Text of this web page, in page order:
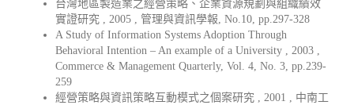
台灣地區製造業之經營策略、企業資源規劃與組織績效
實證研究 , 2005 , 管理與資訊學報, No.10, pp.297-328
A Study of Information Systems Adoption Through
Behavioral Intention – An example of a University , 2003 ,
Commerce & Management Quarterly, Vol. 4, No. 3, pp.239-
259
經營策略與資訊策略互動模式之個案研究 , 2001 , 中南工